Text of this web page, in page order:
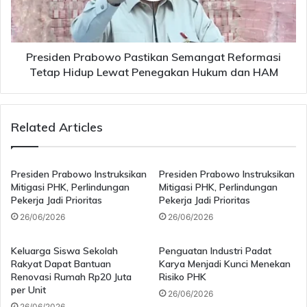
ingin memastikan setiap kebijakan reformasi mampu
memperkuat integritas lembaga negara sekaligus
Karena itu, sejumlah evaluasi terhadap sistem kerja,
Agenda reformasi lembaga juga sejalan dengan visi besar
pemerintahan Prabowo dalam membangun negara yang
lebih kuat dan berdaya saing. Pemerintah menilai
tantangan pembangunan nasional ke depan membutuhkan
birokrasi yang cepat, tepat, dan mampu bekerja secara
kolaboratif. Oleh sebab itu, reformasi kelembagaan tidak
sumber daya manusia, pemanfaatan teknologi digital,
hingga peningkatan budaya kerja profesional di lingkungan
pemerintahan. Langkah tersebut diharapkan mampu
Hidup
Lewat
Penegakan
HukumPresiden Prabowo Pastikan Semangat Reformasi
Tetap Hidup Lewat Penegakan Hukum dan HAM
Related Articles
Presiden Prabowo Instruksikan
Mitigasi PHK, Perlindungan
Pekerja Jadi Prioritas
26/06/2026
Presiden Prabowo Instruksikan
Mitigasi PHK, Perlindungan
Pekerja Jadi Prioritas
26/06/2026
Keluarga Siswa Sekolah
Rakyat Dapat Bantuan
Renovasi Rumah Rp20 Juta
per Unit
Penguatan Industri Padat
Karya Menjadi Kunci Menekan
Risiko PHK
26/06/2026